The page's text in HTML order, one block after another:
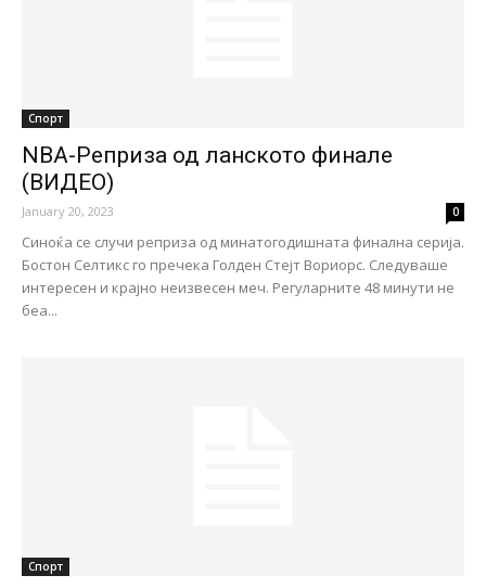
Спорт
NBA-Реприза од ланското финале
(ВИДЕО)
January 20, 2023 0
Синоќа се случи реприза од минатогодишната финална серија.
Бостон Селтикс го пречека Голден Стејт Вориорс. Следуваше
интересен и крајно неизвесен меч. Регуларните 48 минути не
беа...
Спорт